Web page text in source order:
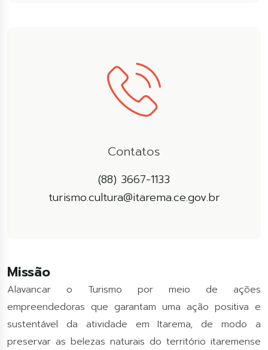
Contatos
(88) 3667-1133
turismo.cultura@itarema.ce.gov.br
Missão
Alavancar o Turismo por meio de ações
empreendedoras que garantam uma ação positiva e
sustentável da atividade em Itarema, de modo a
preservar as belezas naturais do território itaremense